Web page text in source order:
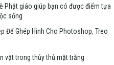
Phật giáo giúp bạn có được điểm tựa
sống
Để Ghép Hình Cho Photoshop, Treo
vật trong thủy thủ mặt trăng